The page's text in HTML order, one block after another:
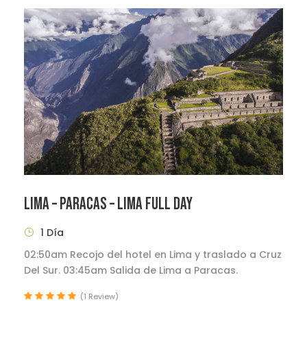
LIMA – PARACAS – LIMA FULL DAY
1 Día
02:50am Recojo del hotel en Lima y traslado a Cruz
Del Sur. 03:45am Salida de Lima a Paracas.
(1 Review)